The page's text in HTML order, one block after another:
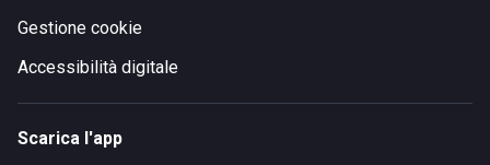
Gestione cookie
Accessibilità digitale
Scarica l'app